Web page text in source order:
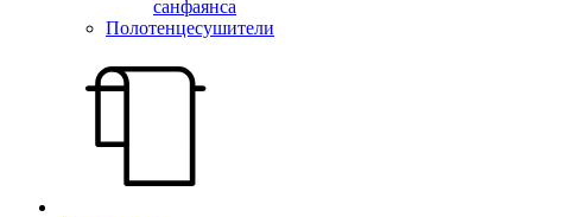
санфаянса
Полотенцесушители